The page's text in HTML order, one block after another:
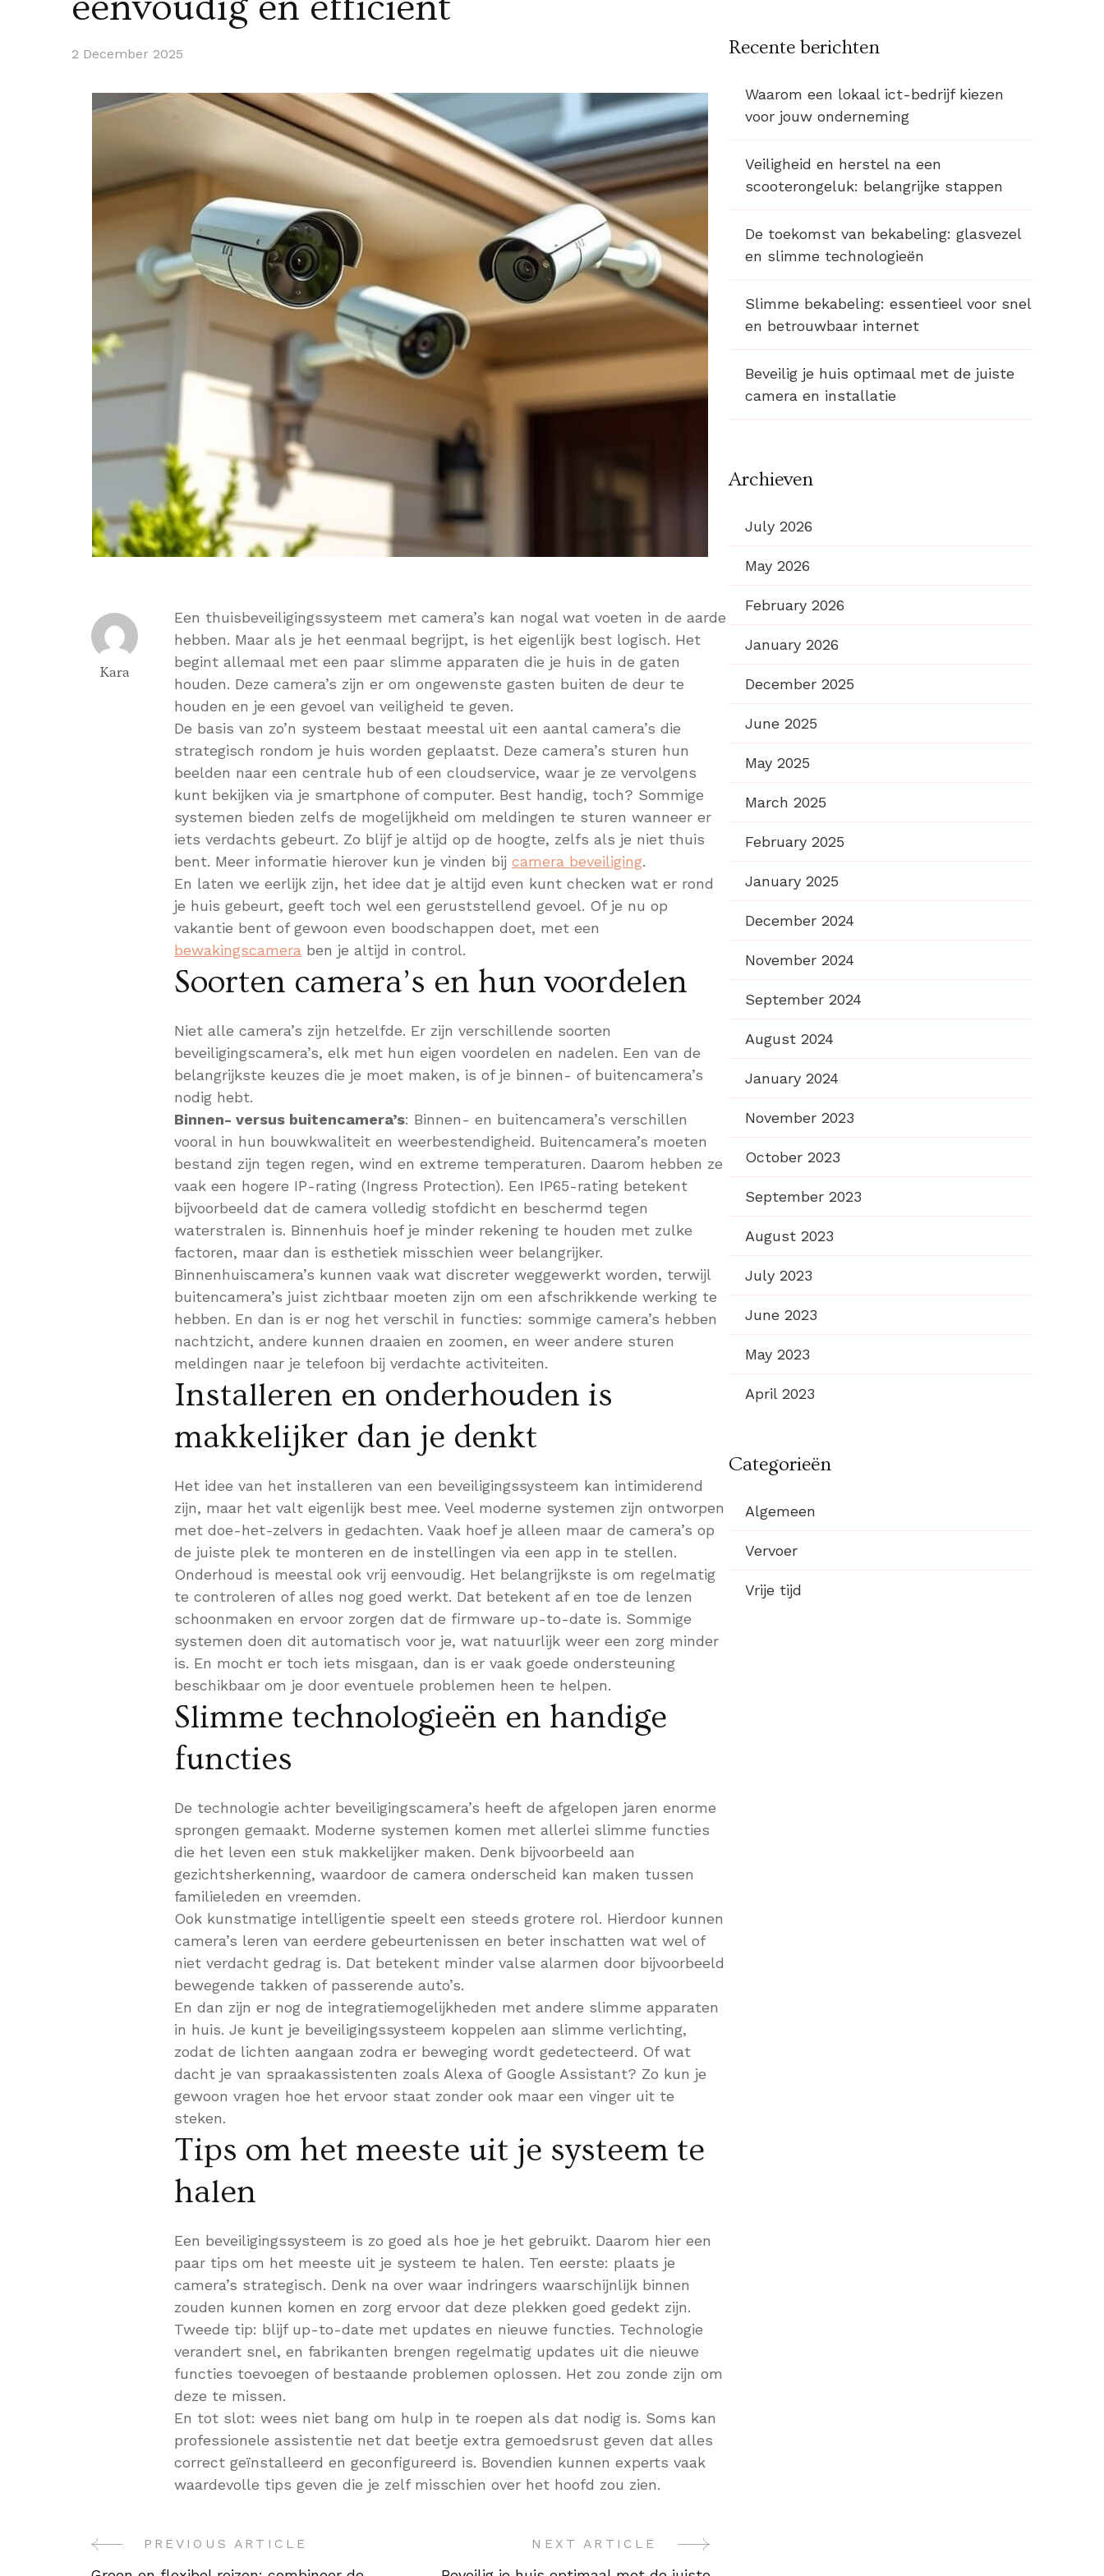
2 December 2025
Kara
Een thuisbeveiligingssysteem met camera’s kan nogal wat voeten in de aarde
hebben. Maar als je het eenmaal begrijpt, is het eigenlijk best logisch. Het
begint allemaal met een paar slimme apparaten die je huis in de gaten
houden. Deze camera’s zijn er om ongewenste gasten buiten de deur te
houden en je een gevoel van veiligheid te geven.
De basis van zo’n systeem bestaat meestal uit een aantal camera’s die
strategisch rondom je huis worden geplaatst. Deze camera’s sturen hun
beelden naar een centrale hub of een cloudservice, waar je ze vervolgens
kunt bekijken via je smartphone of computer. Best handig, toch? Sommige
systemen bieden zelfs de mogelijkheid om meldingen te sturen wanneer er
iets verdachts gebeurt. Zo blijf je altijd op de hoogte, zelfs als je niet thuis
bent. Meer informatie hierover kun je vinden bij camera beveiliging.
En laten we eerlijk zijn, het idee dat je altijd even kunt checken wat er rond
je huis gebeurt, geeft toch wel een geruststellend gevoel. Of je nu op
vakantie bent of gewoon even boodschappen doet, met een
bewakingscamera ben je altijd in control.
Soorten camera’s en hun voordelen
Niet alle camera’s zijn hetzelfde. Er zijn verschillende soorten
beveiligingscamera’s, elk met hun eigen voordelen en nadelen. Een van de
belangrijkste keuzes die je moet maken, is of je binnen- of buitencamera’s
nodig hebt.
Binnen- versus buitencamera’s: Binnen- en buitencamera’s verschillen
vooral in hun bouwkwaliteit en weerbestendigheid. Buitencamera’s moeten
bestand zijn tegen regen, wind en extreme temperaturen. Daarom hebben ze
vaak een hogere IP-rating (Ingress Protection). Een IP65-rating betekent
bijvoorbeeld dat de camera volledig stofdicht en beschermd tegen
waterstralen is. Binnenhuis hoef je minder rekening te houden met zulke
factoren, maar dan is esthetiek misschien weer belangrijker.
Binnenhuiscamera’s kunnen vaak wat discreter weggewerkt worden, terwijl
buitencamera’s juist zichtbaar moeten zijn om een afschrikkende werking te
hebben. En dan is er nog het verschil in functies: sommige camera’s hebben
nachtzicht, andere kunnen draaien en zoomen, en weer andere sturen
meldingen naar je telefoon bij verdachte activiteiten.
Installeren en onderhouden is
makkelijker dan je denkt
Het idee van het installeren van een beveiligingssysteem kan intimiderend
zijn, maar het valt eigenlijk best mee. Veel moderne systemen zijn ontworpen
met doe-het-zelvers in gedachten. Vaak hoef je alleen maar de camera’s op
de juiste plek te monteren en de instellingen via een app in te stellen.
Onderhoud is meestal ook vrij eenvoudig. Het belangrijkste is om regelmatig
te controleren of alles nog goed werkt. Dat betekent af en toe de lenzen
schoonmaken en ervoor zorgen dat de firmware up-to-date is. Sommige
systemen doen dit automatisch voor je, wat natuurlijk weer een zorg minder
is. En mocht er toch iets misgaan, dan is er vaak goede ondersteuning
beschikbaar om je door eventuele problemen heen te helpen.
Slimme technologieën en handige
functies
De technologie achter beveiligingscamera’s heeft de afgelopen jaren enorme
sprongen gemaakt. Moderne systemen komen met allerlei slimme functies
die het leven een stuk makkelijker maken. Denk bijvoorbeeld aan
gezichtsherkenning, waardoor de camera onderscheid kan maken tussen
familieleden en vreemden.
Ook kunstmatige intelligentie speelt een steeds grotere rol. Hierdoor kunnen
camera’s leren van eerdere gebeurtenissen en beter inschatten wat wel of
niet verdacht gedrag is. Dat betekent minder valse alarmen door bijvoorbeeld
bewegende takken of passerende auto’s.
En dan zijn er nog de integratiemogelijkheden met andere slimme apparaten
in huis. Je kunt je beveiligingssysteem koppelen aan slimme verlichting,
zodat de lichten aangaan zodra er beweging wordt gedetecteerd. Of wat
dacht je van spraakassistenten zoals Alexa of Google Assistant? Zo kun je
gewoon vragen hoe het ervoor staat zonder ook maar een vinger uit te
steken.
Tips om het meeste uit je systeem te
halen
Een beveiligingssysteem is zo goed als hoe je het gebruikt. Daarom hier een
paar tips om het meeste uit je systeem te halen. Ten eerste: plaats je
camera’s strategisch. Denk na over waar indringers waarschijnlijk binnen
zouden kunnen komen en zorg ervoor dat deze plekken goed gedekt zijn.
Tweede tip: blijf up-to-date met updates en nieuwe functies. Technologie
verandert snel, en fabrikanten brengen regelmatig updates uit die nieuwe
functies toevoegen of bestaande problemen oplossen. Het zou zonde zijn om
deze te missen.
En tot slot: wees niet bang om hulp in te roepen als dat nodig is. Soms kan
professionele assistentie net dat beetje extra gemoedsrust geven dat alles
correct geïnstalleerd en geconfigureerd is. Bovendien kunnen experts vaak
waardevolle tips geven die je zelf misschien over het hoofd zou zien.
PostPREVIOUS ARTICLE NEXT ARTICLE
Recente berichten
Waarom een lokaal ict-bedrijf kiezen
voor jouw onderneming
Veiligheid en herstel na een
scooterongeluk: belangrijke stappen
De toekomst van bekabeling: glasvezel
en slimme technologieën
Slimme bekabeling: essentieel voor snel
en betrouwbaar internet
Beveilig je huis optimaal met de juiste
camera en installatie
Archieven
July 2026
May 2026
February 2026
January 2026
December 2025
June 2025
May 2025
March 2025
February 2025
January 2025
December 2024
November 2024
September 2024
August 2024
January 2024
November 2023
October 2023
September 2023
August 2023
July 2023
June 2023
May 2023
April 2023
Categorieën
Algemeen
Vervoer
Vrije tijd